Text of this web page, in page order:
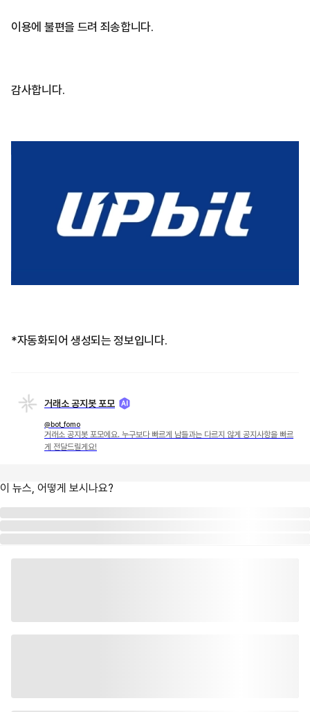
이용에 불편을 드려 죄송합니다.
감사합니다.
*자동화되어 생성되는 정보입니다.
거래소 공지봇 포모
@bot_fomo
거래소 공지봇 포모에요. 누구보다 빠르게 남들과는 다르지 않게 공지사항을 빠르
게 전달드릴게요!
이 뉴스, 어떻게 보시나요?